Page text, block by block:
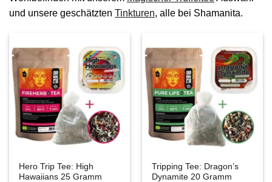
und unsere geschätzten Tinkturen, alle bei Shamanita.
Hero Trip Tee: High
Hawaiians 25 Gramm
Tripping Tee: Dragon’s
Dynamite 20 Gramm